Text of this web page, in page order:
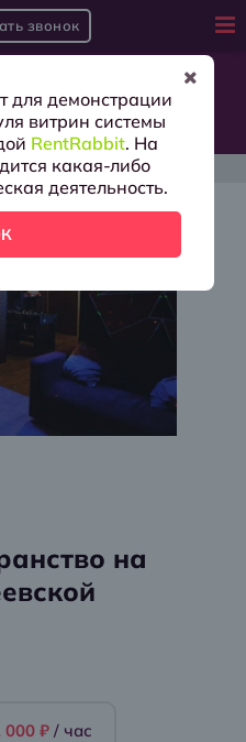
звонок
для демонстрации
витрин системы
RentRabbit. На
какая-либо
деятельность.
НА АЛЕКСЕЕВСКОЙ
на
000 ₽ / час